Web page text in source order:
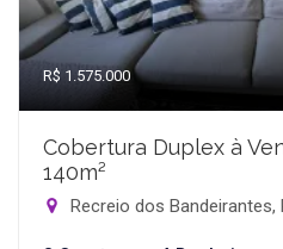
R$ 1.575.000
Cobertura Duplex à
140m²
Recreio dos Bandeirantes,